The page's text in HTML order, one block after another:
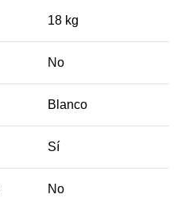
18 kg
No
Blanco
Sí
No